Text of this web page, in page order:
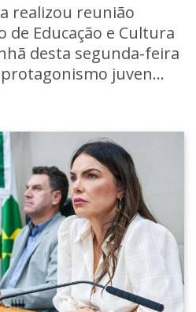
realizou reunião
de Educação e Cultura
desta segunda-feira
juven...